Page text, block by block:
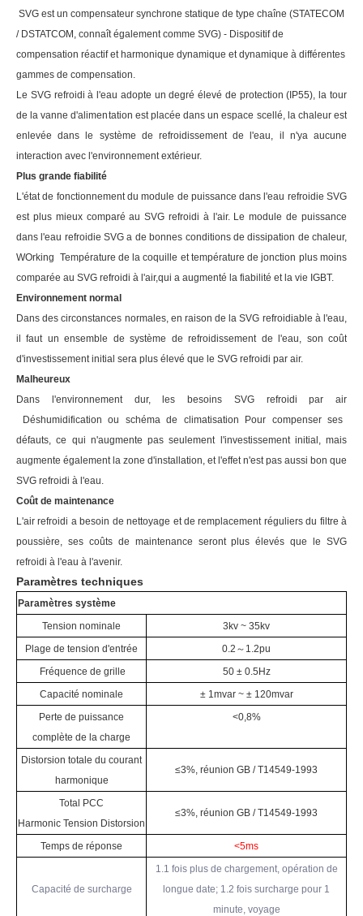
SVG est un compensateur synchrone statique de type chaîne (STATECOM
/ DSTATCOM, connaît également comme SVG) - Dispositif de
compensation réactif et harmonique dynamique et dynamique à différentes
gammes de compensation.
Le SVG refroidi à l'eau adopte un degré élevé de protection (IP55), la tour
de la vanne d'alimentation est placée dans un espace scellé, la chaleur est
enlevée dans le système de refroidissement de l'eau, il n'ya aucune
interaction avec l'environnement extérieur.
Plus grande fiabilité
L'état de fonctionnement du module de puissance dans l'eau refroidie SVG
est plus mieux comparé au SVG refroidi à l'air. Le module de puissance
dans l'eau refroidie SVG a de bonnes conditions de dissipation de chaleur,
WOrking Température de la coquille et température de jonction plus moins
comparée au SVG refroidi à l'air,qui a augmenté la fiabilité et la vie IGBT.
Environnement normal
Dans des circonstances normales, en raison de la SVG refroidiable à l'eau,
il faut un ensemble de système de refroidissement de l'eau, son coût
d'investissement initial sera plus élevé que le SVG refroidi par air.
Malheureux
Dans l'environnement dur, les besoins SVG refroidi par air
Déshumidification ou schéma de climatisation Pour compenser ses
défauts, ce qui n'augmente pas seulement l'investissement initial, mais
augmente également la zone d'installation, et l'effet n'est pas aussi bon que
SVG refroidi à l'eau.
Coût de maintenance
L'air refroidi a besoin de nettoyage et de remplacement réguliers du filtre à
poussière, ses coûts de maintenance seront plus élevés que le SVG
refroidi à l'eau à l'avenir.
Paramètres techniques
Paramètres système
Tension nominale
3kv ~ 35kv
Plage de tension d'entrée
0.2 ～ 1.2pu
Fréquence de grille
50 ± 0.5Hz
Capacité nominale
± 1mvar ~ ± 120mvar
Perte de puissance
complète de la charge
<0,8%
Distorsion totale du courant
harmonique
≤3%, réunion GB / T14549-1993
Total PCC
Harmonic Tension Distorsion
≤3%, réunion GB / T14549-1993
Temps de réponse <5ms
Capacité de surcharge
1.1 fois plus de chargement, opération de
longue date; 1.2 fois surcharge pour 1
minute, voyage